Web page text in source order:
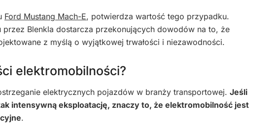
Ford Mustang Mach-E, potwierdza wartość tego przypadku.
Blenkla dostarcza przekonujących dowodów na to, że
z myślą o wyjątkowej trwałości i niezawodności.
elektromobilności?
elektrycznych pojazdów w branży transportowej. Jeśli
intensywną eksploatację, znaczy to, że elektromobilność jest
.